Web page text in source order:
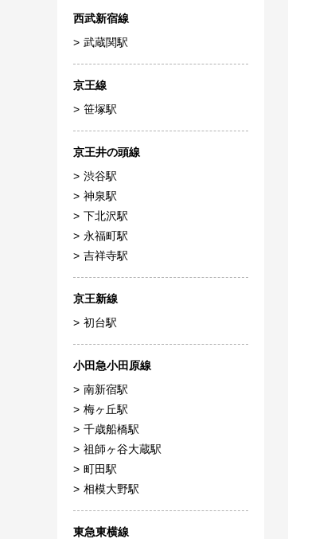
西武新宿線
武蔵関駅
京王線
笹塚駅
京王井の頭線
渋谷駅
神泉駅
下北沢駅
永福町駅
吉祥寺駅
京王新線
初台駅
小田急小田原線
南新宿駅
梅ヶ丘駅
千歳船橋駅
祖師ヶ谷大蔵駅
町田駅
相模大野駅
東急東横線